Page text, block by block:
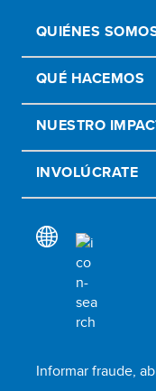
QUIÉNES
QUÉ HACEMOS
NUESTRO
INVOLÚCRATE
Informar fraude,